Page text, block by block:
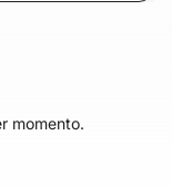
momento.